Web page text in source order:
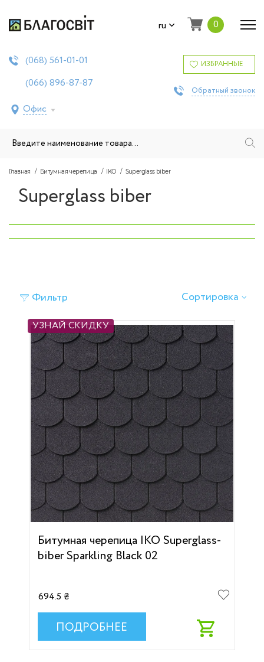
ru 0
(068) 561-01-01
(066) 896-87-87
Офис
ИЗБРАННЫЕ
Обратный звонок
Главная Битумная черепица IKO Superglass biber
Superglass biber
‹ ›
Фильтр Сортировка
УЗНАЙ СКИДКУ
Битумная черепица IKO Superglass-
biber Sparkling Black 02
694.5 ₴
ПОДРОБНЕЕ